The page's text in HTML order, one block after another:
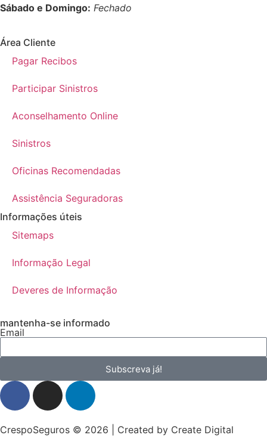
Sábado e Domingo: Fechado
Área Cliente
Pagar Recibos
Participar Sinistros
Aconselhamento Online
Sinistros
Oficinas Recomendadas
Assistência Seguradoras
Informações úteis
Sitemaps
Informação Legal
Deveres de Informação
mantenha-se informado
Email
Subscreva já!
CrespoSeguros © 2026 | Created by Create Digital